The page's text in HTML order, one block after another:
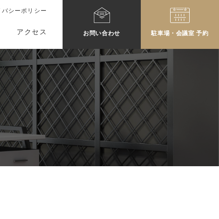
バシーポリシー
アクセス お問い合わせ 駐車場・会議室 予約